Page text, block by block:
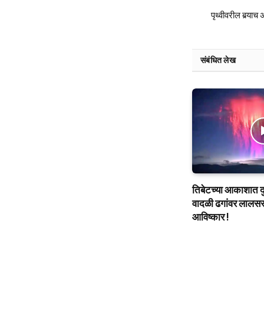
पृथ्वीवरील
संबंधित लेख
तिबेटच्या आकाशात
वादळी ढगांवर
आविष्कार !